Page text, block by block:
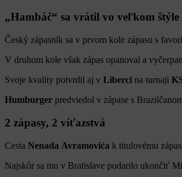
„Hambáč“ sa vrátil vo veľkom
Český zápasník sa v prvom kole zápasu s
V druhom kole však zápas opanoval a
Svoje kvality potvrdil aj v Liberci na turnaji
Humburger predviedol v zápase s
2 zápasy, 2 víťazstvá
Cesta Nenada Avramovića k titulovému
Najskôr sa mu v Bratislave podarilo ukončiť